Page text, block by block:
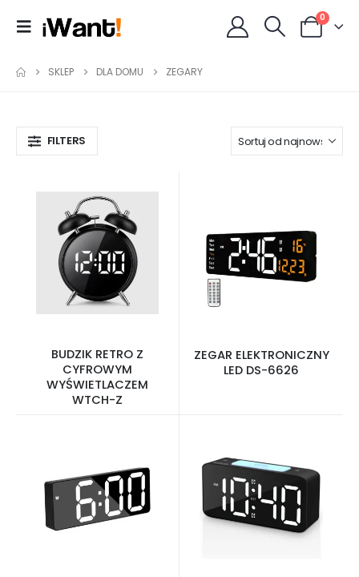
0
SKLEP DLA DOMU ZEGARY
FILTERS
BUDZIK RETRO Z
CYFROWYM
WYŚWIETLACZEM
WTCH-Z
ZEGAR ELEKTRONICZNY
LED DS-6626